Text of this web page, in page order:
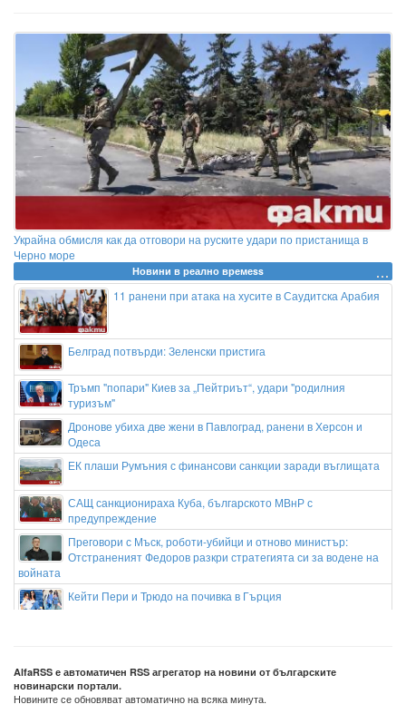
Украйна обмисля как да отговори на руските удари по пристанища в
Черно море
Новини в реално времеss
11 ранени при атака на хусите в Саудитска Арабия
Белград потвърди: Зеленски пристига
Тръмп "попари" Киев за „Пейтриът“, удари "родилния
туризъм"
Дронове убиха две жени в Павлоград, ранени в Херсон и
Одеса
ЕК плаши Румъния с финансови санкции заради въглищата
САЩ санкционираха Куба, българското МВнР с
предупреждение
Преговори с Мъск, роботи-убийци и отново министър:
Отстраненият Федоров разкри стратегията си за водене на
войната
Кейти Пери и Трюдо на почивка в Гърция
Зендая и Том Холанд организираха втора сватбена
церемония в Англия
AlfaRSS е автоматичен RSS агрегатор на новини от българските
новинарски портали.
Новините се обновяват автоматично на всяка минута.